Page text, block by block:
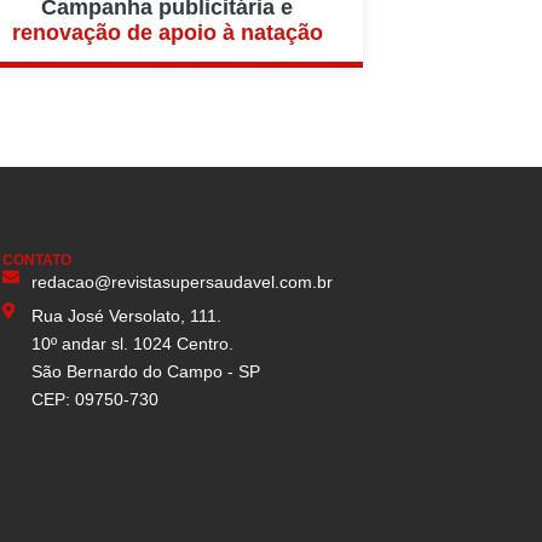
Campanha publicitária e
renovação de apoio à natação
CONTATO
redacao@revistasupersaudavel.com.br
Rua José Versolato, 111.
10º andar sl. 1024 Centro.
São Bernardo do Campo - SP
CEP: 09750-730